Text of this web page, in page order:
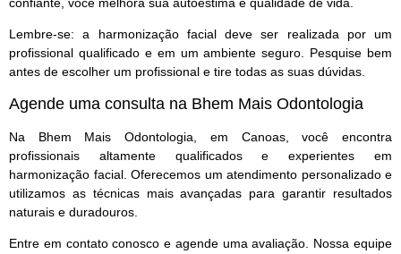
Lembre-se: a harmonização facial deve ser realizada por um
profissional qualificado e em um ambiente seguro. Pesquise bem
antes de escolher um profissional e tire todas as suas dúvidas.
Agende uma consulta na Bhem Mais Odontologia
Na Bhem Mais Odontologia, em Canoas, você encontra
profissionais altamente qualificados e experientes em
harmonização facial. Oferecemos um atendimento personalizado e
utilizamos as técnicas mais avançadas para garantir resultados
naturais e duradouros.
Entre em contato conosco e agende uma avaliação. Nossa equipe